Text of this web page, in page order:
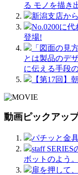
る モノを描き
新潟支店か
No.0200に
登場!
「図面の見
とは製品のデ
に伝える手段
【第17回
動画ピックアッ
パチッと金
staff
ボットのよう。
扉を押して